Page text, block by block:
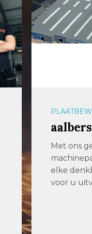
Met ons
elke
voor u